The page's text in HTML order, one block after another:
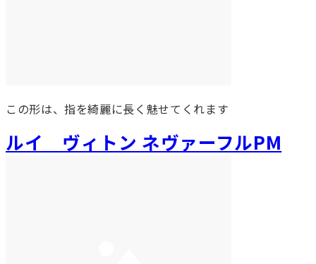
この形は、指を綺麗に長く魅せてくれます
ルイ ヴィトン ネヴァーフルPM